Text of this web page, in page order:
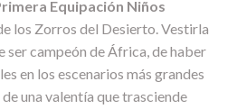
Equipación Niños
los Zorros del Desierto. Vestirla
ser campeón de África, de haber
en los escenarios más grandes
una valentía que trasciende